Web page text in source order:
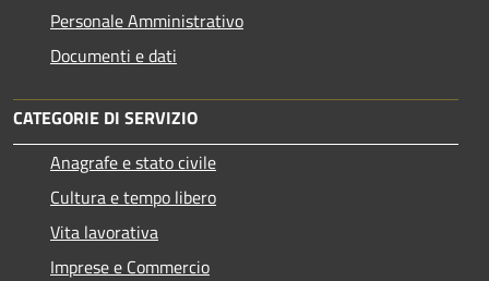
Personale Amministrativo
Documenti e dati
CATEGORIE DI SERVIZIO
Anagrafe e stato civile
Cultura e tempo libero
Vita lavorativa
Imprese e Commercio